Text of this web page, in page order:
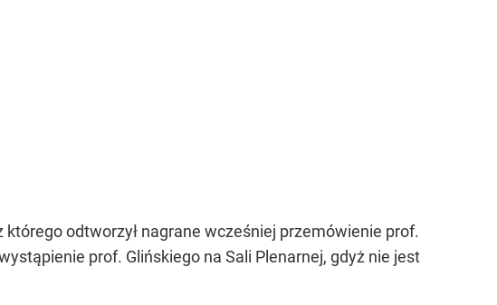
odtworzył nagrane wcześniej przemówienie prof.
prof. Glińskiego na Sali Plenarnej, gdyż nie jest